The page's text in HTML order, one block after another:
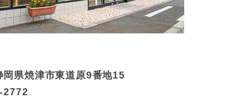
県焼津市東道原9番地15
2772